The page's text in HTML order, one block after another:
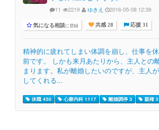
11 2219 ゆきえ 2016-05-08 12:39
気になる相談に登録 共感 28 応援 31
精神的に疲れてしまい体調を崩し、仕事を
前です。 しかも来月あたりから、主人との
まります。私が離婚したいのですが、主人
してくれる...
休職 450 心療内科 1117 離婚調停 3 親権 3